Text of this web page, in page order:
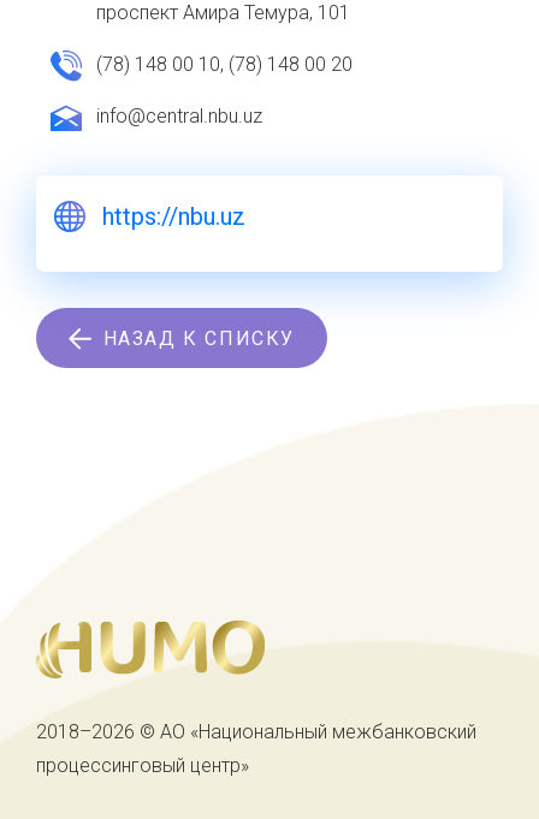
проспект Амира Темура, 101
(78) 148 00 10, (78) 148 00 20
info@central.nbu.uz
https://nbu.uz
НАЗАД К СПИСКУ
2018–2026 © АО «Национальный межбанковский
процессинговый центр»